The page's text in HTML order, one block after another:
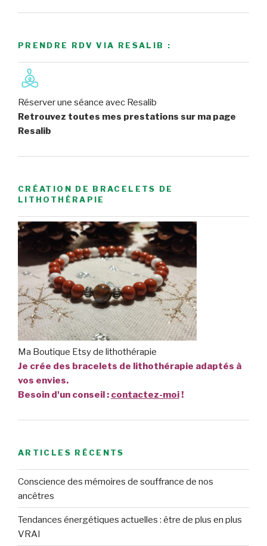
PRENDRE RDV VIA RESALIB :
Réserver une séance avec Resalib
Retrouvez toutes mes prestations sur ma page
Resalib
CRÉATION DE BRACELETS DE
LITHOTHÉRAPIE
Ma Boutique Etsy de lithothérapie
Je crée des bracelets de lithothérapie adaptés à
vos envies.
Besoin d'un conseil : contactez-moi!
ARTICLES RÉCENTS
Conscience des mémoires de souffrance de nos
ancêtres
Tendances énergétiques actuelles : être de plus en plus
VRAI